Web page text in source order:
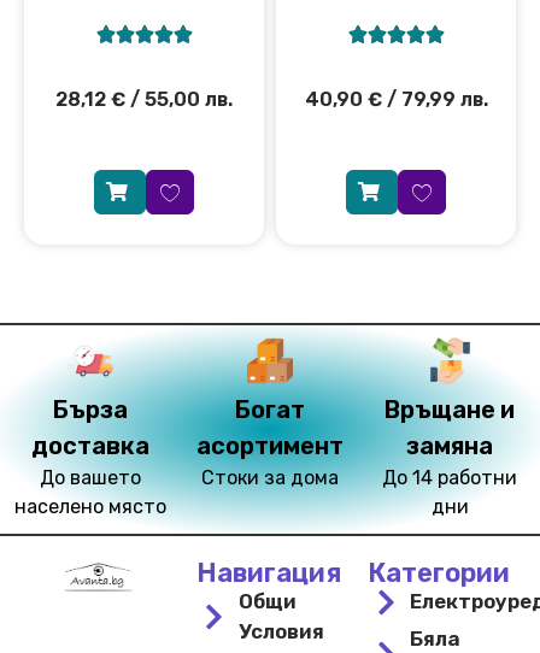

28,12 € / 55,00 лв.

40,90 €/ 79,99 лв.
Бърза
доставка
До вашето
населено място
Богат
асортимент
Стоки за дома
Връщане и
замяна
До 14 работни
дни
Навигация
Общи
Условия
Категории
Бяла